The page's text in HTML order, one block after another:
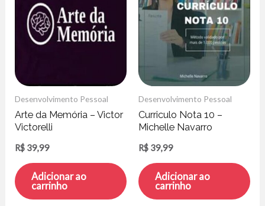
Desenvolvimento Pessoal
Arte da Memória – Victor
Victorelli
R$ 39,99
Adicionar ao
carrinho
Desenvolvimento Pessoal
Curriculo Nota 10 –
Michelle Navarro
R$ 39,99
Adicionar ao
carrinho